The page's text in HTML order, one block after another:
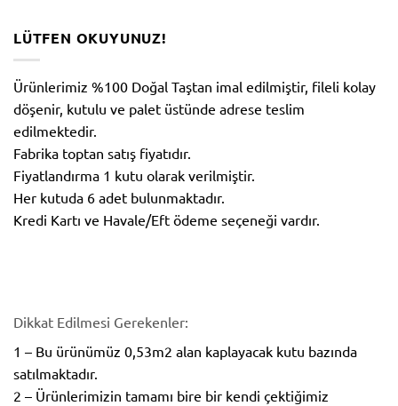
LÜTFEN OKUYUNUZ!
Ürünlerimiz %100 Doğal Taştan imal edilmiştir, fileli kolay
döşenir, kutulu ve palet üstünde adrese teslim
edilmektedir.
Fabrika toptan satış fiyatıdır.
Fiyatlandırma 1 kutu olarak verilmiştir.
Her kutuda 6 adet bulunmaktadır.
Kredi Kartı ve Havale/Eft ödeme seçeneği vardır.
Dikkat Edilmesi Gerekenler:
1 – Bu ürünümüz 0,53m2 alan kaplayacak kutu bazında
satılmaktadır.
2 – Ürünlerimizin tamamı bire bir kendi çektiğimiz